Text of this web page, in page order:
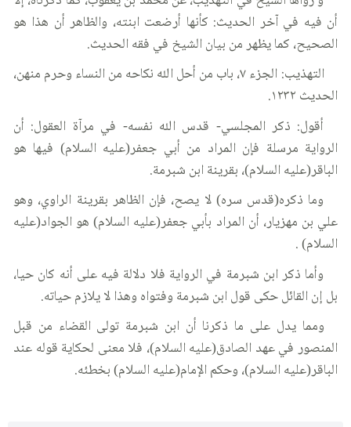
أن فيه في آخر الحديث: كأنها أرضعت ابنته، والظاهر أن هذا هو
الصحيح، كما يظهر من بيان الشيخ في فقه الحديث.
التهذيب: الجزء ٧، باب من أحل الله نكاحه من النساء وحرم منهن،
الحديث ١٢٣٢.
أقول: ذكر المجلسي- قدس الله نفسه- في مرآة العقول: أن
الرواية مرسلة فإن المراد من أبي جعفر(عليه السلام) فيها هو
الباقر(عليه السلام)، بقرينة ابن شبرمة.
وما ذكره(قدس سره) لا يصح، فإن الظاهر بقرينة الراوي، وهو
علي بن مهزيار، أن المراد بأبي جعفر(عليه السلام) هو الجواد(عليه
السلام) .
وأما ذكر ابن شبرمة في الرواية فلا دلالة فيه على أنه كان حيا،
بل إن القائل حكى قول ابن شبرمة وفتواه وهذا لا يلازم حياته.
ومما يدل على ما ذكرنا أن ابن شبرمة تولى القضاء من قبل
المنصور في عهد الصادق(عليه السلام)، فلا معنى لحكاية قوله عند
الباقر(عليه السلام)، وحكم الإمام(عليه السلام) بخطئه.